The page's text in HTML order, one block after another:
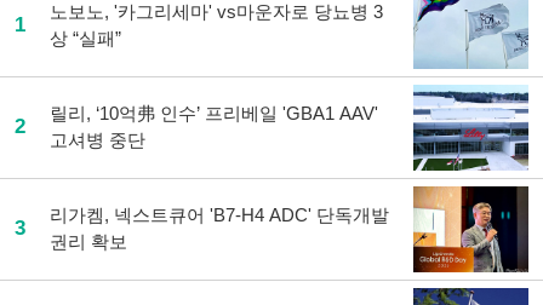
1
노보노, '카그리세마' vs마운자로 당뇨병 3
상 “실패”
2
릴리, ‘10억弗 인수’ 프리베일 'GBA1 AAV'
고셔병 중단
3
리가켐, 넥스트큐어 'B7-H4 ADC' 단독개발
권리 확보